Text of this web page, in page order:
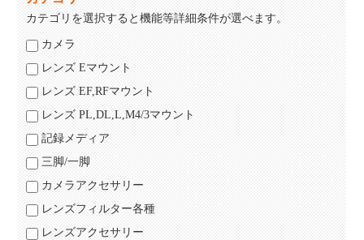
カテゴリを選択すると機能等詳細条件が選べます。
カメラ
レンズ Eマウント
レンズ EF,RFマウント
レンズ PL,DL,L,M4/3マウント
記録メディア
三脚/一脚
カメラアクセサリー
レンズフィルター各種
レンズアクセサリー